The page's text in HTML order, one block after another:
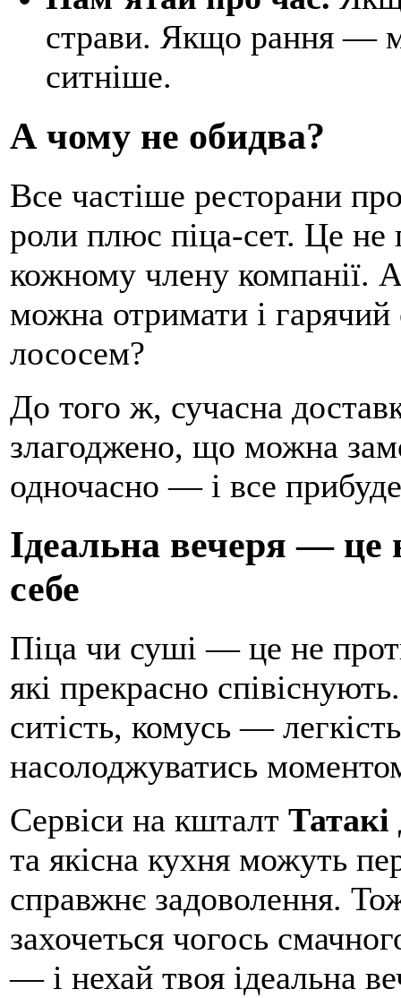
страви. Якщо рання —
ситніше.
А чому не обидва?
Все частіше ресторани
роли плюс піца-сет. Це не
кожному члену компанії.
можна отримати і
лососем?
До того ж, сучасна
злагоджено, що можна
одночасно — і все
Ідеальна вечеря — це
себе
Піца чи суші — це не
які прекрасно
ситість, комусь —
насолоджуватись
Сервіси на кшталт Татакі
та якісна кухня можуть
справжнє задоволення.
захочеться чогось
— і нехай твоя ідеальна